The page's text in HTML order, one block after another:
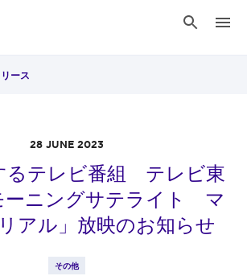
ース
28 JUNE 2023
るテレビ番組 テレビ東
ーニングサテライト マ
アル」放映のお知らせ
その他